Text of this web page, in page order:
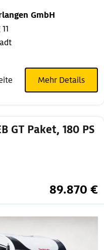
GmbH
Mehr Details
GT Paket, 180 PS
89.870 €